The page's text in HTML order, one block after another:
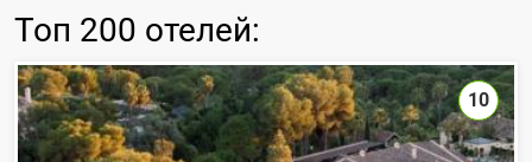
Топ 200 отелей:
10